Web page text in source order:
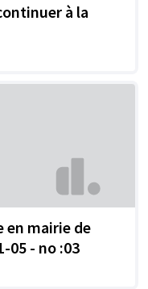
à la
en mairie de
05 - no :03